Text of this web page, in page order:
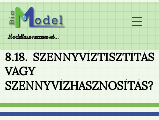
Modellare neccesse est...
8.18. SZENNYVÍZTISZTÍTÁS
VAGY
SZENNYVÍZHASZNOSÍTÁS?